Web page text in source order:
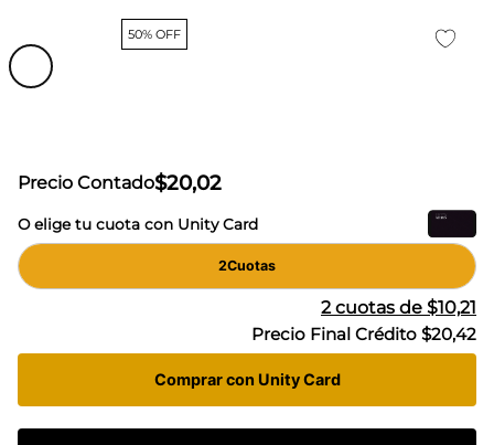
50% OFF
Precio Contado$20,02
O elige tu cuota con Unity Card
2Cuotas
2cuotas de $10,21
Precio Final Crédito $20,42
Comprar con Unity Card